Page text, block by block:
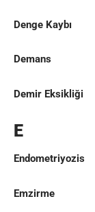
Denge Kaybı
Demans
Demir Eksikliği
E
Endometriyozis
Emzirme